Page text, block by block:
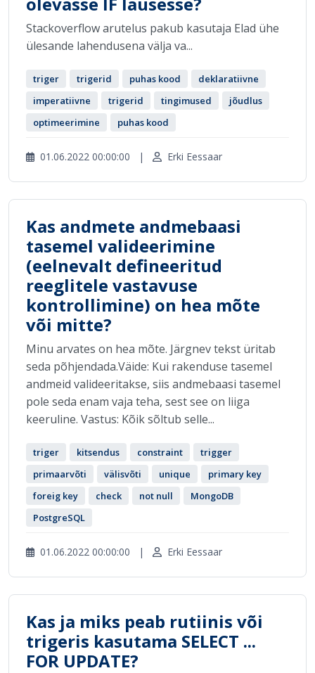
Stackoverflow arutelus pakub kasutaja Elad ühe
ülesande lahendusena välja va...
triger trigerid puhas kood
deklaratiivne
imperatiivne
trigerid tingimused
jõudlus
optimeerimine
puhas kood
01.06.2022 00:00:00 | Erki Eessaar
Kas andmete andmebaasi
tasemel valideerimine
(eelnevalt defineeritud
reeglitele vastavuse
kontrollimine) on hea mõte
või mitte?
Minu arvates on hea mõte. Järgnev tekst üritab
seda põhjendada.Väide: Kui rakenduse tasemel
andmeid valideeritakse, siis andmebaasi tasemel
pole seda enam vaja teha, sest see on liiga
keeruline. Vastus: Kõik sõltub selle...
triger kitsendus constraint
trigger
primaarvõti
välisvõti unique
primary key
foreig key
check not null
MongoDB
PostgreSQL
01.06.2022 00:00:00 | Erki Eessaar
Kas ja miks peab rutiinis või
trigeris kasutama SELECT ...
FOR UPDATE?